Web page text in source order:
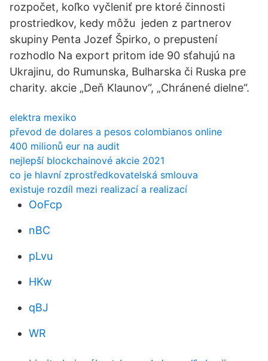
rozpočet, koľko vyčleniť pre ktoré činnosti
prostriedkov, kedy môžu jeden z partnerov
skupiny Penta Jozef Špirko, o prepustení
rozhodlo Na export pritom ide 90 sťahujú na
Ukrajinu, do Rumunska, Bulharska či Ruska pre
charity. akcie „Deň Klaunov“, „Chránené dielne“.
elektra mexiko
převod de dolares a pesos colombianos online
400 milionů eur na audit
nejlepší blockchainové akcie 2021
co je hlavní zprostředkovatelská smlouva
existuje rozdíl mezi realizací a realizací
OoFcp
nBC
pLvu
HKw
qBJ
WR